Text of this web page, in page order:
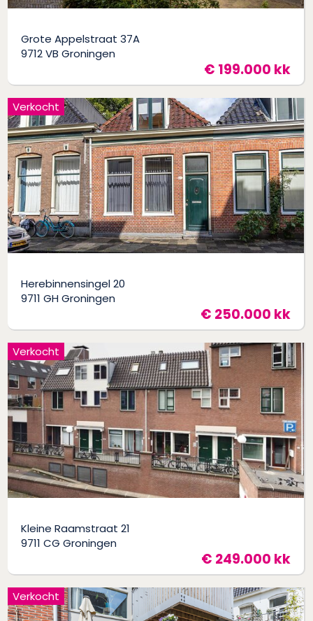
Grote Appelstraat 37A
9712 VB Groningen
€ 199.000 kk
Herebinnensingel 20
9711 GH Groningen
€ 250.000 kk
Verkocht
Kleine Raamstraat 21
9711 CG Groningen
€ 249.000 kk
Verkocht
Verkocht